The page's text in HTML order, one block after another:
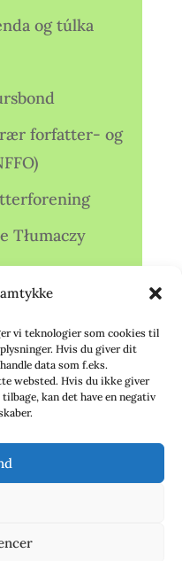
vi teknologier som cookies til
Hvis du giver dit
data som f.eks.
websted. Hvis du ikke giver
kan det have en negativ
og túlka
forfatter- og
Tłumaczy
(Ö.)
(ÖC)
(VdÜ)